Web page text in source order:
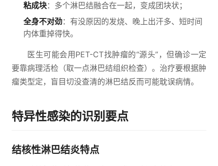
粘成块：多个淋巴结融合在一起，变成团块状；
全身不对劲：有没原因的发烧、晚上出汗多、短时间
内体重掉得快。
医生可能会用PET-CT找肿瘤的“源头”，但确诊一定
要靠病理活检（取一点淋巴结组织检查）。治疗要根据肿
瘤类型定，盲目切没查清的淋巴结反而可能耽误病情。
特异性感染的识别要点
结核性淋巴结炎特点